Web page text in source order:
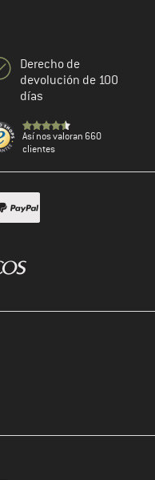
Derecho de
devolución de 100
días
Así nos valoran 660
clientes